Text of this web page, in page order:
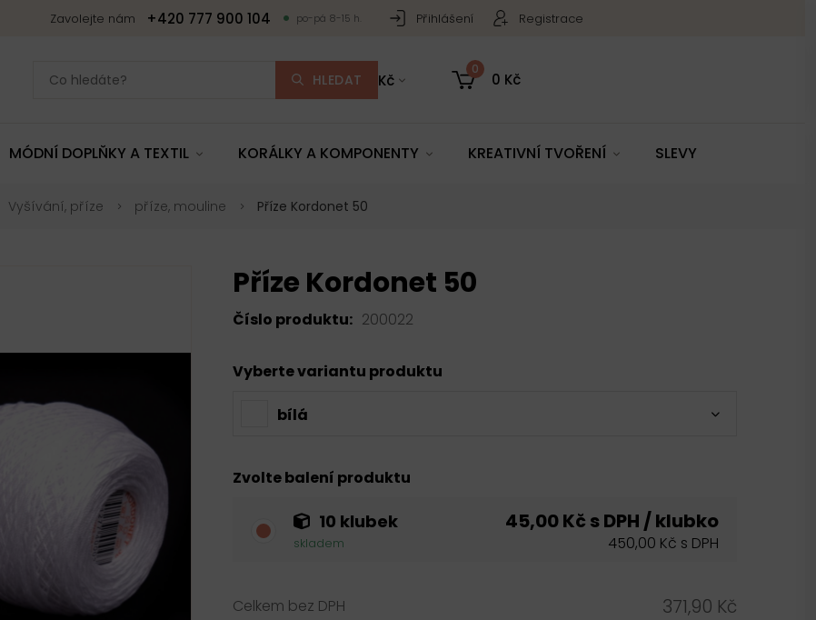
Zavolejte nám +420 777 900 104 po-pá 8-15 h. Přihlášení Registrace
HLEDAT Kč
0
0 Kč
MÓDNÍ DOPLŇKY A TEXTIL KORÁLKY A KOMPONENTY KREATIVNÍ TVOŘENÍ SLEVY
Vyšívání, příze příze, mouline Příze Kordonet 50
Příze Kordonet 50
Číslo produktu: 200022
Vyberte variantu produktu
bílá
Zvolte balení produktu
10 klubek
skladem
45,00 Kč s DPH / klubko
450,00 Kč s DPH
Celkem bez DPH 371,90 Kč